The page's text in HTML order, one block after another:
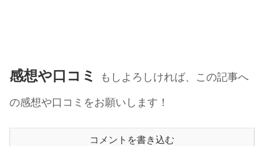
感想や口コミ
もしよろしければ、この記事へ
の感想や口コミをお願いします！
コメントを書き込む